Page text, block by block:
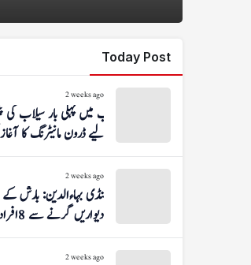
Today Post
2 weeks ago
پنجاب میں پہلی بار سیلاب
لیے ڈرون مانیٹرنگ کا
2 weeks ago
منڈی بہاءالدین: بارش
دیواریں گرنے سے 8 افراد زخمی
2 weeks ago